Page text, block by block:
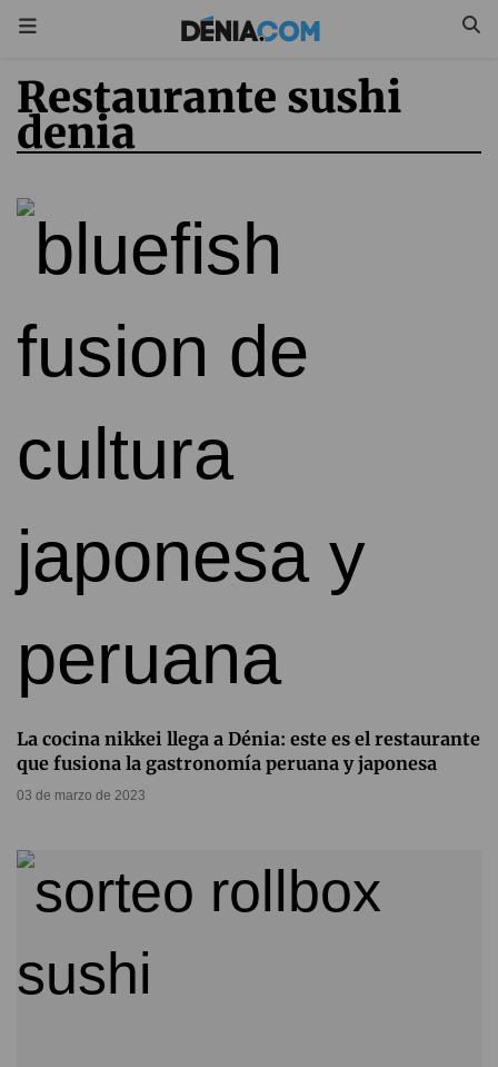
restaurante sushi
denia
La cocina nikkei llega a Dénia: este es el restaurante
que fusiona la gastronomía peruana y japonesa
03 de marzo de 2023